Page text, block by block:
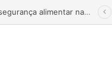
Estado fortalece creches comunitárias com equipamentos para ampliar a segurança alimentar na primeira infância